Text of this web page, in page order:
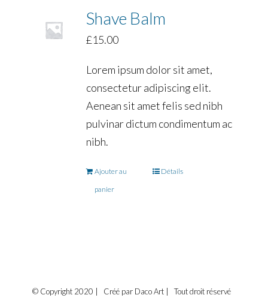
Shave Balm
£15.00
Lorem ipsum dolor sit amet,
consectetur adipiscing elit.
Aenean sit amet felis sed nibh
pulvinar dictum condimentum ac
nibh.
Ajouter au
panier
Détails
© Copyright 2020 | Créé par Daco Art | Tout droit réservé